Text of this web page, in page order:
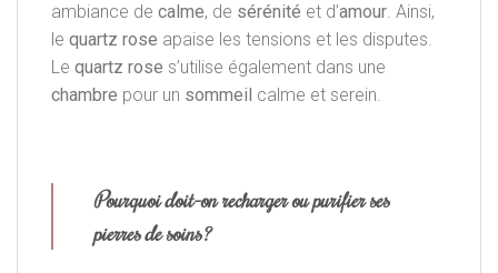
ambiance de calme, de sérénité et d’amour. Ainsi,
le quartz rose apaise les tensions et les disputes.
Le quartz rose s’utilise également dans une
chambre pour un sommeil calme et serein.
Pourquoi doit-on recharger ou purifier ses
pierres de soins?